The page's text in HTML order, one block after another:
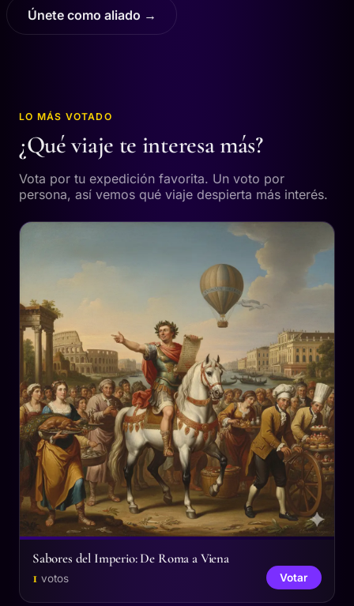
Únete como aliado →
LO MÁS VOTADO
¿Qué viaje te interesa más?
Vota por tu expedición favorita. Un voto por
persona, así vemos qué viaje despierta más interés.
Sabores del Imperio: De Roma a Viena
1 votos Votar